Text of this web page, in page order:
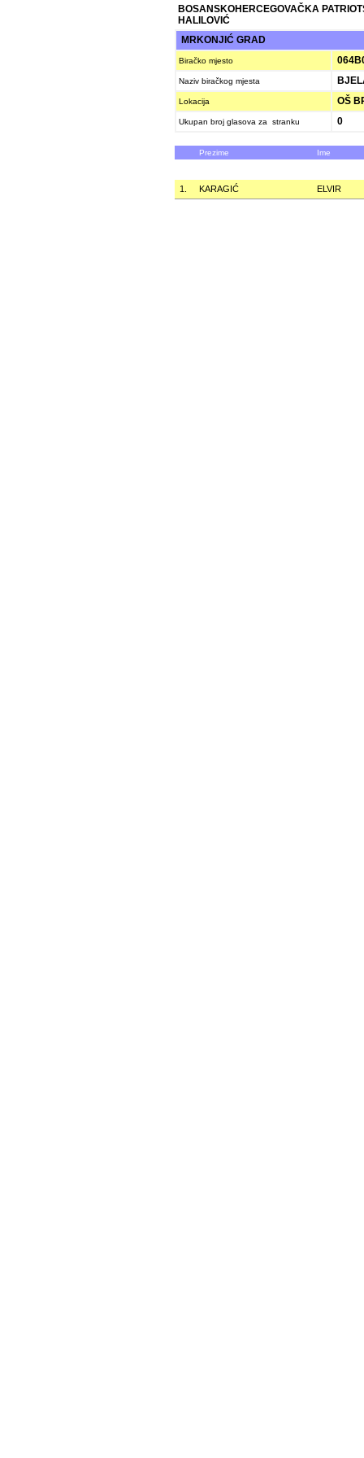
BOSANSKOHERCEGOVAČKA
HALILOVIĆ
MRKONJIĆ GRAD
Biračko mjesto
Naziv biračkog mjesta
Lokacija OŠ
Ukupan broj glasova za stranku 0
Prezime Ime
1. KARAGIĆ ELVIR